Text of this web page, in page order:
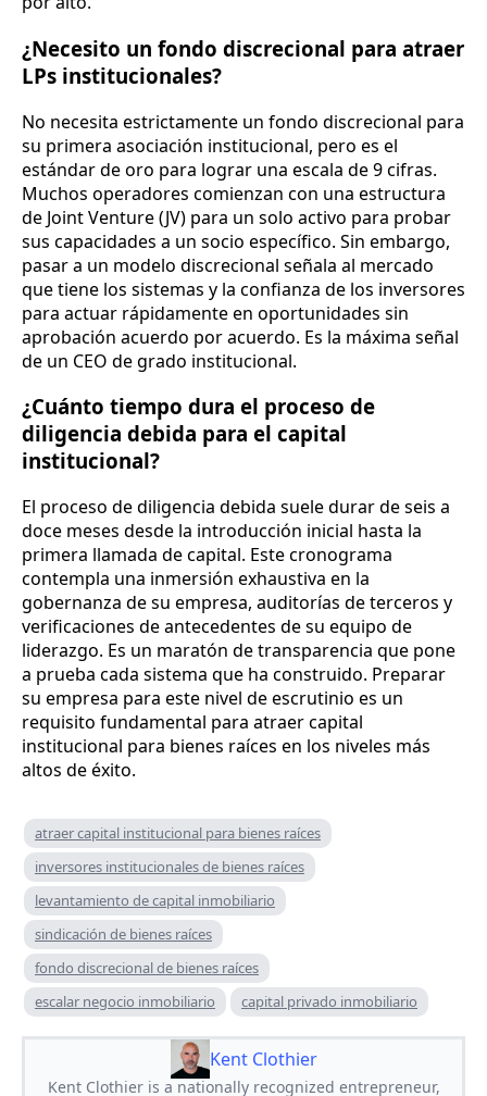
¿Necesito un fondo discrecional para atraer
LPs institucionales?
No necesita estrictamente un fondo discrecional para
su primera asociación institucional, pero es el
estándar de oro para lograr una escala de 9 cifras.
Muchos operadores comienzan con una estructura
de Joint Venture (JV) para un solo activo para probar
sus capacidades a un socio específico. Sin embargo,
pasar a un modelo discrecional señala al mercado
que tiene los sistemas y la confianza de los inversores
para actuar rápidamente en oportunidades sin
aprobación acuerdo por acuerdo. Es la máxima señal
de un CEO de grado institucional.
¿Cuánto tiempo dura el proceso de
diligencia debida para el capital
institucional?
El proceso de diligencia debida suele durar de seis a
doce meses desde la introducción inicial hasta la
primera llamada de capital. Este cronograma
contempla una inmersión exhaustiva en la
gobernanza de su empresa, auditorías de terceros y
verificaciones de antecedentes de su equipo de
liderazgo. Es un maratón de transparencia que pone
a prueba cada sistema que ha construido. Preparar
su empresa para este nivel de escrutinio es un
requisito fundamental para atraer capital
institucional para bienes raíces en los niveles más
altos de éxito.
atraer capital institucional para bienes raíces
inversores institucionales de bienes raíces
levantamiento de capital inmobiliario
sindicación de bienes raíces
fondo discrecional de bienes raíces
escalar negocio inmobiliario
capital privado inmobiliario
Kent Clothier
Kent Clothier is a nationally recognized entrepreneur,